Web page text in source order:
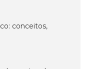
conceitos,